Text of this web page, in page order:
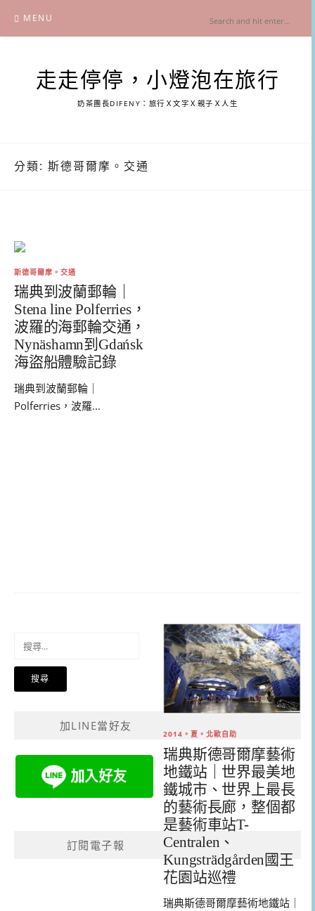
content
MENU
走走停停，小燈泡在旅行
奶茶團長DIFENY：旅行Ｘ文字Ｘ親子Ｘ人生
分類: 斯德哥爾摩。交通
斯德哥爾摩。交通
瑞典到波蘭郵輪｜
Stena line Polferries，
波羅的海郵輪交通，
Nynäshamn到Gdańsk
海盜船體驗記錄
瑞典到波蘭郵輪｜
Polferries，波羅...
2014。夏。北歐自助
瑞典斯德哥爾摩藝術
地鐵站｜世界最美地
鐵城市、世界上最長
的藝術長廊，整個都
是藝術車站T-
Centralen、
Kungsträdgården國王
花園站巡禮
瑞典斯德哥爾摩藝術地鐵站｜
關
加LINE當好友
訂閱電子報